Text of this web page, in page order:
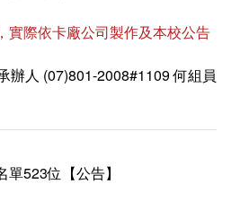
實際依卡廠公司製作及本校公告
辦人 (07)801-2008#1109 何組員
523位【公告】